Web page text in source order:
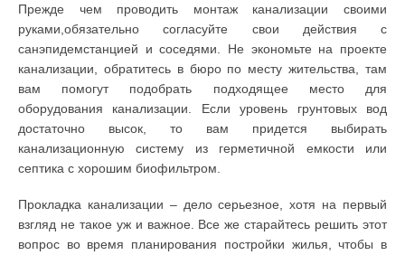
Прежде чем проводить монтаж канализации своими
руками,обязательно согласуйте свои действия с
санэпидемстанцией и соседями. Не экономьте на проекте
канализации, обратитесь в бюро по месту жительства, там
вам помогут подобрать подходящее место для
оборудования канализации. Если уровень грунтовых вод
достаточно высок, то вам придется выбирать
канализационную систему из герметичной емкости или
септика с хорошим биофильтром.
Прокладка канализации – дело серьезное, хотя на первый
взгляд не такое уж и важное. Все же старайтесь решить этот
вопрос во время планирования постройки жилья, чтобы в